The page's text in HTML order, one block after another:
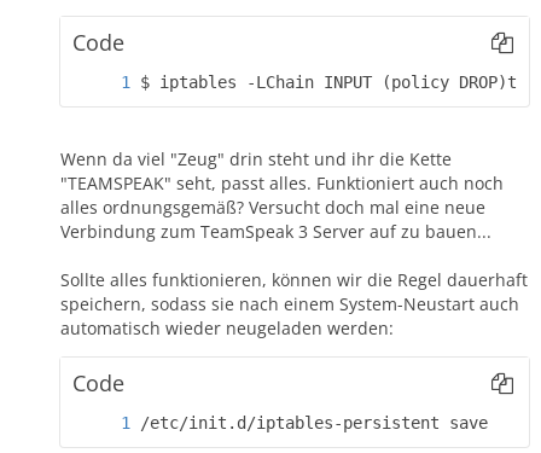
Code
$ iptables -LChain INPUT (policy
Wenn da viel "Zeug" drin steht und ihr die Kette
"TEAMSPEAK" seht, passt alles. Funktioniert auch noch
alles ordnungsgemäß? Versucht doch mal eine neue
Verbindung zum TeamSpeak 3 Server auf zu bauen...
Sollte alles funktionieren, können wir die Regel dauerhaft
speichern, sodass sie nach einem System-Neustart auch
automatisch wieder neugeladen werden:
Code
/etc/init.d/iptables-persistent save